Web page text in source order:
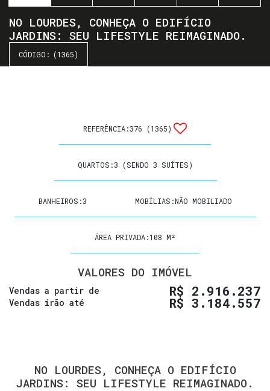
NO LOURDES, CONHEÇA O EDIFÍCIO
JARDINS: SEU LIFESTYLE REIMAGINADO.
(1365)
REFERÊNCIA:376 (1365)
QUARTOS:3 (SENDO 3 SUÍTES)
BANHEIROS:3 MOBÍLIAS:NÃO MOBILIADO
ÁREA PRIVADA:108 M²
VALORES DO IMÓVEL
R$ 2.916.237
Vendas a partir de
R$ 3.184.557
Vendas irão até
NO LOURDES, CONHEÇA O EDIFÍCIO
JARDINS: SEU LIFESTYLE REIMAGINADO.